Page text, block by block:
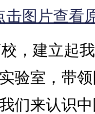
击图片查看
，建立起
验室，带
们来认识